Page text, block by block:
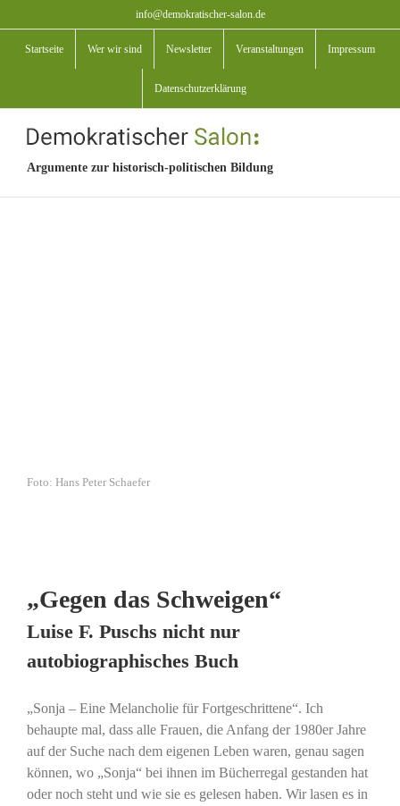
Inhalt
springen
info@demokratischer-salon.de
Startseite Wer wir sind Newsletter Veranstaltungen Impressum
Datenschutzerklärung
Argumente zur historisch-politischen Bildung
Foto: Hans Peter Schaefer
„Gegen das Schweigen“
Luise F. Puschs nicht nur
autobiographisches Buch
„Sonja – Eine Melancholie für Fortgeschrittene“. Ich
behaupte mal, dass alle Frauen, die Anfang der 1980er Jahre
auf der Suche nach dem eigenen Leben waren, genau sagen
können, wo „Sonja“ bei ihnen im Bücherregal gestanden hat
oder noch steht und wie sie es gelesen haben. Wir lasen es in